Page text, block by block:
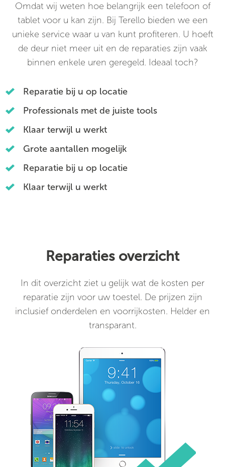
Omdat wij weten hoe belangrijk een telefoon of
tablet voor u kan zijn. Bij Terello bieden we een
unieke service waar u van kunt profiteren. U hoeft
de deur niet meer uit en de reparaties zijn vaak
binnen enkele uren geregeld. Ideaal toch?
Reparatie bij u op locatie
Professionals met de juiste tools
Klaar terwijl u werkt
Grote aantallen mogelijk
Reparatie bij u op locatie
Klaar terwijl u werkt
Reparaties overzicht
In dit overzicht ziet u gelijk wat de kosten per
reparatie zijn voor uw toestel. De prijzen zijn
inclusief onderdelen en voorrijkosten. Helder en
transparant.